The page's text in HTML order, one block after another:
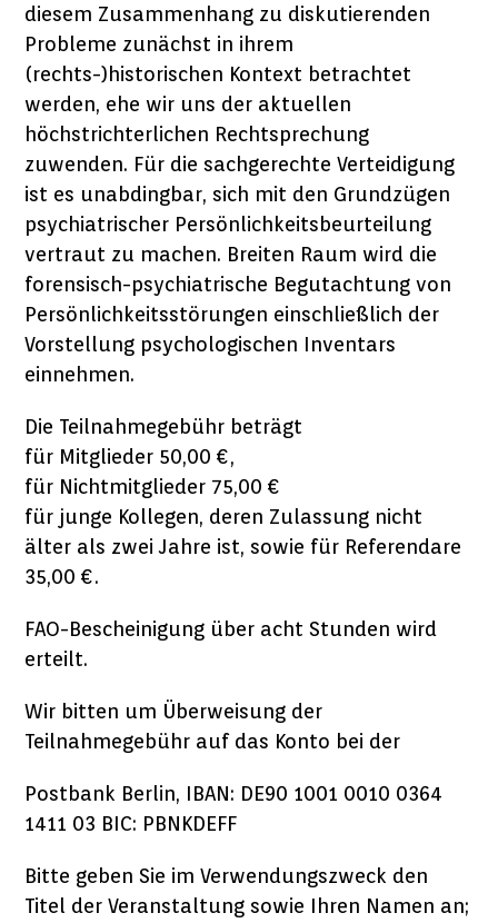
diesem Zusammenhang zu diskutierenden
Probleme zunächst in ihrem
(rechts-)historischen Kontext betrachtet
werden, ehe wir uns der aktuellen
höchstrichterlichen Rechtsprechung
zuwenden. Für die sachgerechte Verteidigung
ist es unabdingbar, sich mit den Grundzügen
psychiatrischer Persönlichkeitsbeurteilung
vertraut zu machen. Breiten Raum wird die
forensisch-psychiatrische Begutachtung von
Persönlichkeitsstörungen einschließlich der
Vorstellung psychologischen Inventars
einnehmen.
Die Teilnahmegebühr beträgt
für Mitglieder 50,00 €,
für Nichtmitglieder 75,00 €
für junge Kollegen, deren Zulassung nicht
älter als zwei Jahre ist, sowie für Referendare
35,00 €.
FAO-Bescheinigung über acht Stunden wird
erteilt.
Wir bitten um Überweisung der
Teilnahmegebühr auf das Konto bei der
Postbank Berlin, IBAN: DE90 1001 0010 0364
1411 03 BIC: PBNKDEFF
Bitte geben Sie im Verwendungszweck den
Titel der Veranstaltung sowie Ihren Namen an;